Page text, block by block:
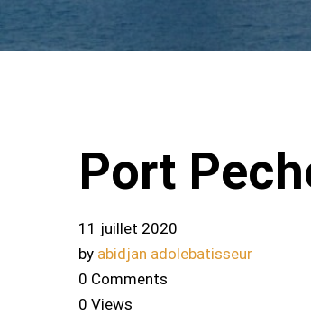
Port
11 juillet 2020
by abidjan adolebatisseur
0 Comments
0 Views